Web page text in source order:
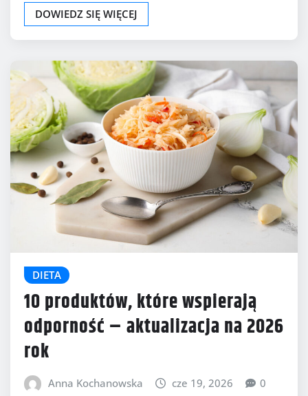
DOWIEDZ SIĘ WIĘCEJ
DIETA
10 produktów, które wspierają
odporność – aktualizacja na 2026
rok
Anna Kochanowska cze 19, 2026 0